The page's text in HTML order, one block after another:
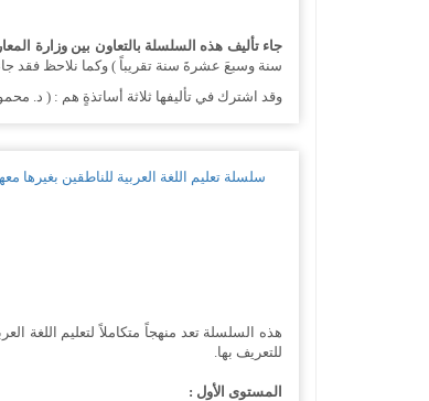
جاء تأليف هذه السلسلة بالتعاون بين وزارة
سنة وسبعَ عشرةَ سنة تقريباً ) وكما نلاحظ فقد جاءت هذه
وقد اشترك في تأليفها ثلاثة أساتذةٍ هم : ( د.
سلسلة تعليم اللغة العربية للناطقين بغيرها
للتعريف بها.
المستوى الأول :